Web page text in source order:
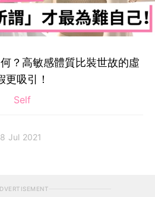
？高敏感體質比裝世故的虛
更吸引！
Self
Jul 2021